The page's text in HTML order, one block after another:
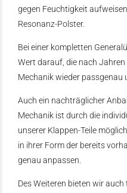
gegen Feuchtigkeit
Resonanz-Polster.
Bei einer kompletten
Wert darauf, die nach
Mechanik wieder passgenau
Auch ein nachträglicher
Mechanik ist durch die
unserer Klappen-Teile
in ihrer Form der bereits
genau anpassen.
Des Weiteren bieten wir